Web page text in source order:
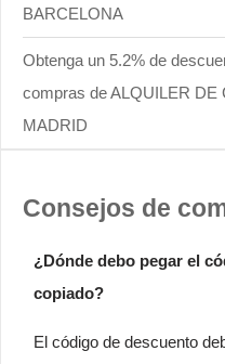
BARCELONA
Obtenga un 5.2% de
compras de ALQUILER DE
MADRID
Consejos de
¿Dónde debo pegar el
copiado?
El código de descuento